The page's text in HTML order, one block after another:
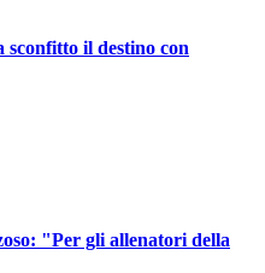
sconfitto il destino con
"Per gli allenatori della